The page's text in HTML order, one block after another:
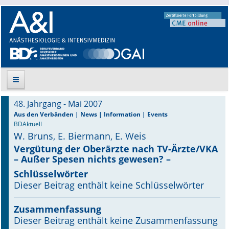
Suche
Aktuelle Ausgabe
Leitlinien
Archiv
Supplements
Supplements OrphanAnesthesia
48. Jahrgang - Mai 2007
Aus den Verbänden | News | Information | Events
BDAktuell
W. Bruns, E. Biermann, E. Weis
Vergütung der Oberärzte nach TV-Ärzte/VKA
– Außer Spesen nichts gewesen? –
Schlüsselwörter
Dieser Beitrag enthält keine Schlüsselwörter
Zusammenfassung
Dieser Beitrag enthält keine Zusammenfassung